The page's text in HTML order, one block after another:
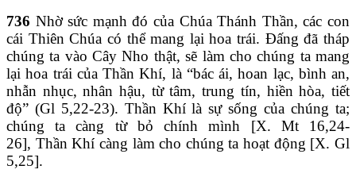
736 Nhờ sức mạnh đó của Chúa Thánh Thần, các con
cái Thiên Chúa có thể mang lại hoa trái. Đấng đã tháp
chúng ta vào Cây Nho thật, sẽ làm cho chúng ta mang
lại hoa trái của Thần Khí, là “bác ái, hoan lạc, bình an,
nhẫn nhục, nhân hậu, từ tâm, trung tín, hiền hòa, tiết
độ” (Gl 5,22-23). Thần Khí là sự sống của chúng ta;
chúng ta càng từ bỏ chính mình [X. Mt 16,24-
26], Thần Khí càng làm cho chúng ta hoạt động [X. Gl
5,25].